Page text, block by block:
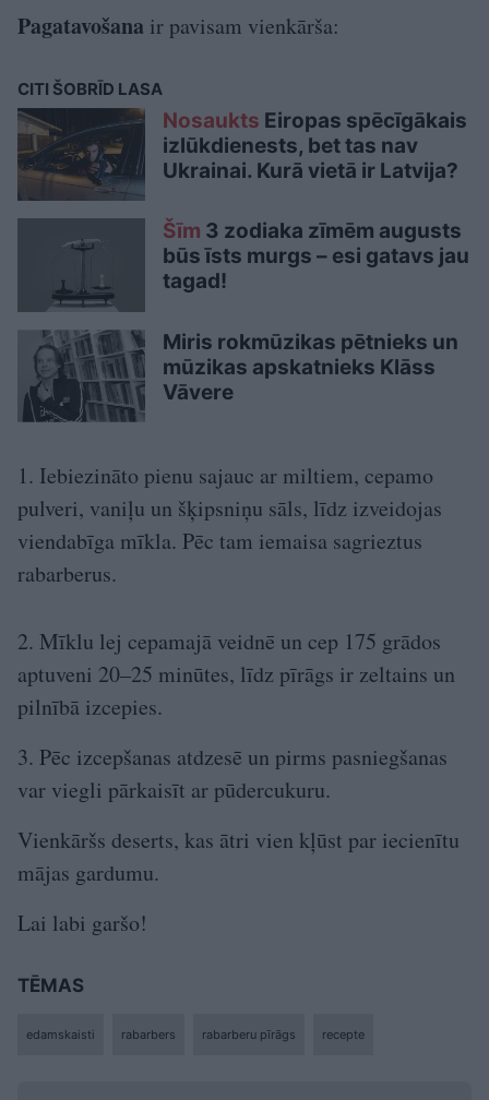
Pagatavošana ir pavisam vienkārša:
CITI ŠOBRĪD LASA
Nosaukts Eiropas spēcīgākais
izlūkdienests, bet tas nav
Ukrainai. Kurā vietā ir Latvija?
Šīm 3 zodiaka zīmēm augusts
būs īsts murgs – esi gatavs jau
tagad!
Miris rokmūzikas pētnieks un
mūzikas apskatnieks Klāss
Vāvere
1. Iebiezināto pienu sajauc ar miltiem, cepamo
pulveri, vaniļu un šķipsniņu sāls, līdz izveidojas
viendabīga mīkla. Pēc tam iemaisa sagrieztus
rabarberus.
2. Mīklu lej cepamajā veidnē un cep 175 grādos
aptuveni 20–25 minūtes, līdz pīrāgs ir zeltains un
pilnībā izcepies.
3. Pēc izcepšanas atdzesē un pirms pasniegšanas
var viegli pārkaisīt ar pūdercukuru.
Vienkāršs deserts, kas ātri vien kļūst par iecienītu
mājas gardumu.
Lai labi garšo!
TĒMAS
edamskaisti rabarbers rabarberu pīrāgs recepte